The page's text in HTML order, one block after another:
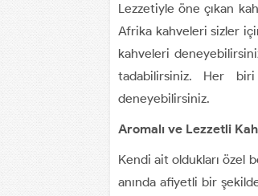
Lezzetiyle öne çıkan
Afrika kahveleri sizler
kahveleri
tadabilirsiniz. Her
deneyebilirsiniz.
Aromalı ve Lezzetli
Kendi ait oldukları özel
anında afiyetli bir